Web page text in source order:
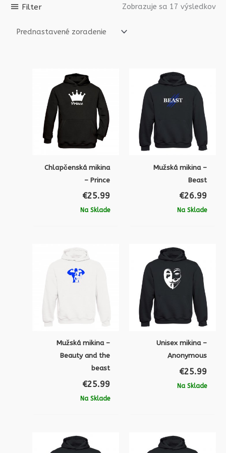
Filter Zobrazuje sa 17 výsledkov
Chlapčenská mikina
– Prince
€25.99
Na Sklade
Mužská mikina –
Beast
€26.99
Na Sklade
Mužská mikina –
Beauty and the
beast
€25.99
Na Sklade
Unisex mikina –
Anonymous
€25.99
Na Sklade